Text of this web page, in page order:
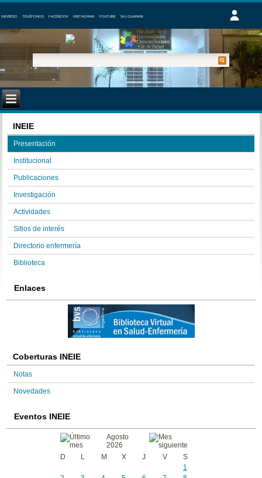
INGRESO TELÉFONOS FACEBOOK INSTAGRAM YOUTUBE SIU GUARANI
INEIE
Presentación
Institucional
Publicaciones
Investigación
Actividades
Sitios de interés
Directorio enfermería
Biblioteca
Enlaces
Coberturas INEIE
Notas
Novedades
Eventos INEIE
Agosto
2026
D
L M X J V
S
1